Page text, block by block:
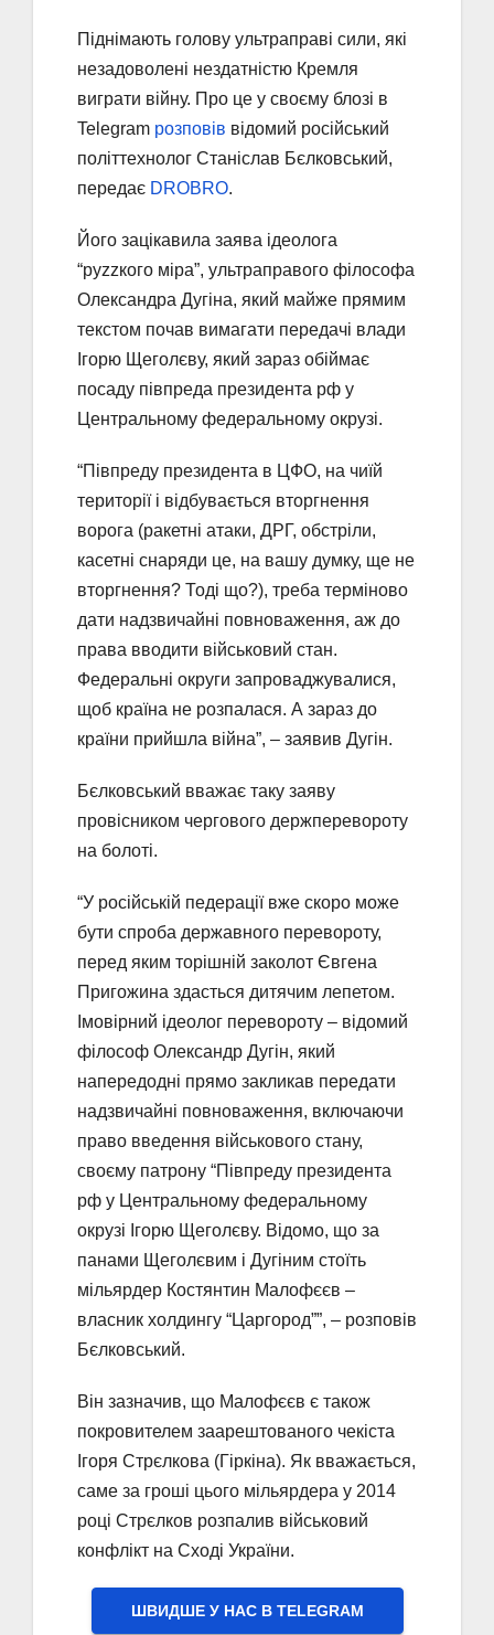
Піднімають голову ультраправі сили, які
незадоволені нездатністю Кремля
виграти війну. Про це у своєму блозі в
Telegram розповів відомий російський
політтехнолог Станіслав Бєлковський,
передає DROBRO.
Його зацікавила заява ідеолога
“руzzкого міра”, ультраправого філософа
Олександра Дугіна, який майже прямим
текстом почав вимагати передачі влади
Ігорю Щеголєву, який зараз обіймає
посаду півпреда президента рф у
Центральному федеральному окрузі.
“Півпреду президента в ЦФО, на чиїй
території і відбувається вторгнення
ворога (ракетні атаки, ДРГ, обстріли,
касетні снаряди це, на вашу думку, ще не
вторгнення? Тоді що?), треба терміново
дати надзвичайні повноваження, аж до
права вводити військовий стан.
Федеральні округи запроваджувалися,
щоб країна не розпалася. А зараз до
країни прийшла війна”, – заявив Дугін.
Бєлковський вважає таку заяву
провісником чергового держперевороту
на болоті.
“У російській педерації вже скоро може
бути спроба державного перевороту,
перед яким торішній заколот Євгена
Пригожина здасться дитячим лепетом.
Імовірний ідеолог перевороту – відомий
філософ Олександр Дугін, який
напередодні прямо закликав передати
надзвичайні повноваження, включаючи
право введення військового стану,
своєму патрону “Півпреду президента
рф у Центральному федеральному
окрузі Ігорю Щеголєву. Відомо, що за
панами Щеголєвим і Дугіним стоїть
мільярдер Костянтин Малофєєв –
власник холдингу “Царгород””, – розповів
Бєлковський.
Він зазначив, що Малофєєв є також
покровителем заарештованого чекіста
Ігоря Стрєлкова (Гіркіна). Як вважається,
саме за гроші цього мільярдера у 2014
році Стрєлков розпалив військовий
конфлікт на Сході України.
ШВИДШЕ У НАС В ТELEGRAM